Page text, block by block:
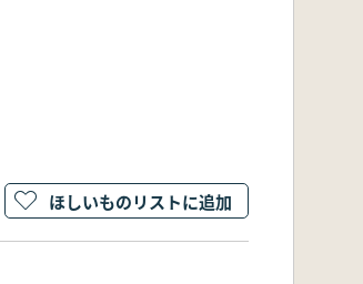
ほしいものリストに追加